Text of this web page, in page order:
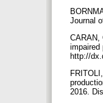
Journal
CARAN,
impaired
http://
2016.